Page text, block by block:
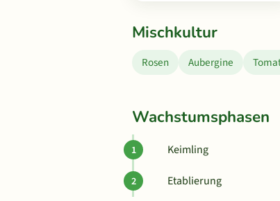
Mischkultur
Rosen Aubergine
Wachstumsphasen
Keimling
Etablierung